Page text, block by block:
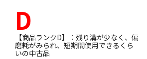
D
【商品ランクD】：残り溝が少なく、偏
磨耗がみられ、短期間使用できるくら
いの中古品